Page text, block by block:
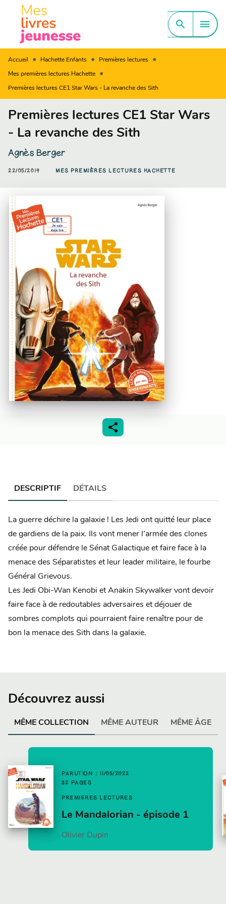
MENU CONTENU
PIED DE PAGE
search menu
Accueil • Hachette Enfants • Premières lectures •
Mes premières lectures Hachette •
Premières lectures CE1 Star Wars - La revanche des Sith
Premières lectures CE1 Star Wars
- La revanche des Sith
Agnès Berger
22/05/2019 MES PREMIÈRES LECTURES HACHETTE
DESCRIPTIF DÉTAILS
La guerre déchire la galaxie ! Les Jedi ont quitté leur place
de gardiens de la paix. Ils vont mener l’armée des clones
créée pour défendre le Sénat Galactique et faire face à la
menace des Séparatistes et leur leader militaire, le fourbe
Général Grievous.
Les Jedi Obi-Wan Kenobi et Anakin Skywalker vont devoir
faire face à de redoutables adversaires et déjouer de
sombres complots qui pourraient faire renaître pour de
bon la menace des Sith dans la galaxie.
Découvrez aussi
MÊME COLLECTION MÊME AUTEUR MÊME ÂGE
PARUTION : 11/05/2022
32 PAGES
PREMIÈRES LECTURES
Le Mandalorian - épisode 1
Olivier Dupin